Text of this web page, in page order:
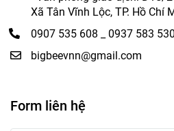
Xã Tân Vĩnh Lộc, TP. Hồ Chí
0907 535 608 _ 0937 583
bigbeevnn@gmail.com
Form liên hệ